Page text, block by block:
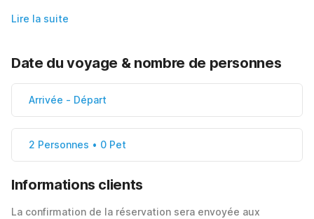
Lire la suite
Date du voyage & nombre de personnes
Arrivée - Départ
2 Personnes • 0 Pet
Informations clients
La confirmation de la réservation sera envoyée aux